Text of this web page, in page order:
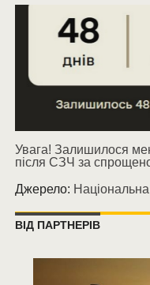
Увага! Залишилося
після СЗЧ за
Джерело:
ВІД ПАРТНЕРІВ